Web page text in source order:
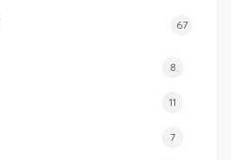
67
8
11
7